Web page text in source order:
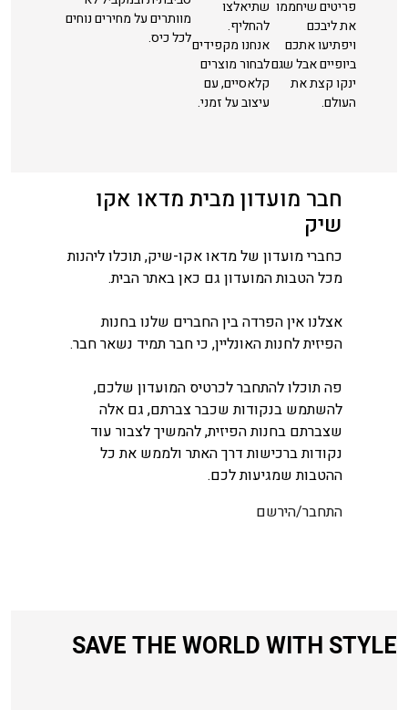
פריטים שיחממו
את ליבכם
ויפתיעו אתכם
ביופיים אבל שגם
ינקו קצת את
העולם.
שתיאלצו
להחליף.
אנחנו מקפידים
לבחור מוצרים
קלאסיים, עם
עיצוב על זמני.
מוותרים על מחירים נוחים
לכל כיס.
חבר מועדון מבית מדאו אקו
שיק
כחברי מועדון של מדאו אקו-שיק, תוכלו ליהנות
מכל הטבות המועדון גם כאן באתר הבית.
אצלנו אין הפרדה בין החברים שלנו בחנות
הפיזית לחנות האונליין, כי חבר תמיד נשאר חבר.
פה תוכלו להתחבר לכרטיס המועדון שלכם,
להשתמש בנקודות שכבר צברתם, גם אלה
שצברתם בחנות הפיזית, להמשיך לצבור עוד
נקודות ברכישות דרך האתר ולממש את כל
ההטבות שמגיעות לכם.
התחבר/הירשם
SAVE THE WORLD WITH STYLE